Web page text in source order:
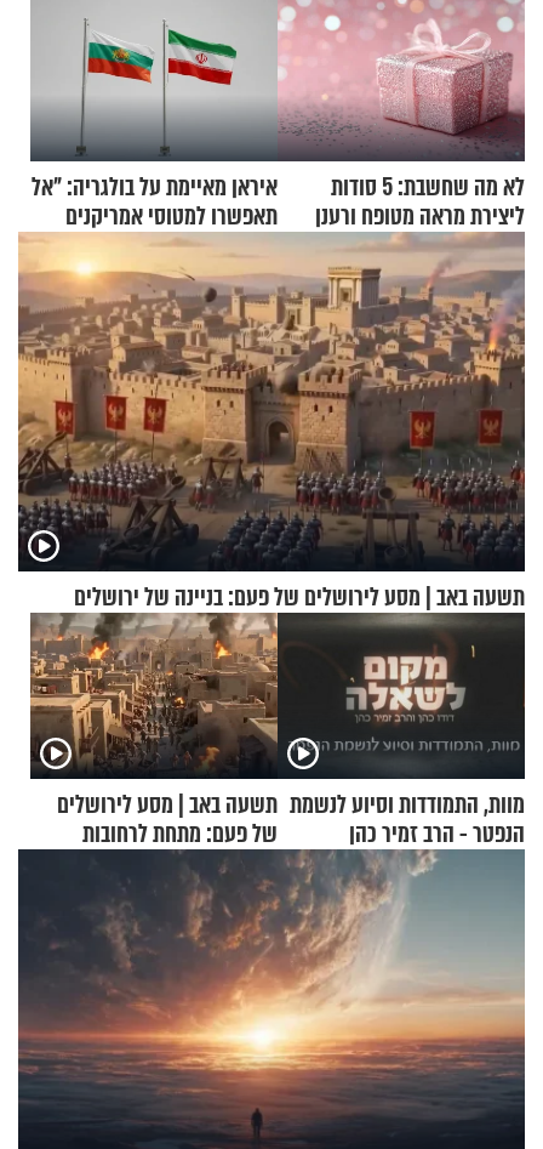
לא מה שחשבת: 5 סודות
ליצירת מראה מטופח ורענן
איראן מאיימת על בולגריה: "אל
תאפשרו למטוסי אמריקנים
להמריא מהשטח שלכם"
תשעה באב | מסע לירושלים של פעם: בניינה של ירושלים
מוות, התמודדות וסיוע לנשמת
הנפטר - הרב זמיר כהן
תשעה באב | מסע לירושלים
של פעם: מתחת לרחובות
ירושלים